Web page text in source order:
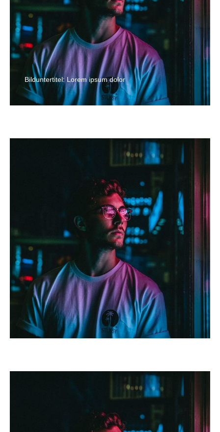
Bilduntertitel: Lorem ipsum dolor